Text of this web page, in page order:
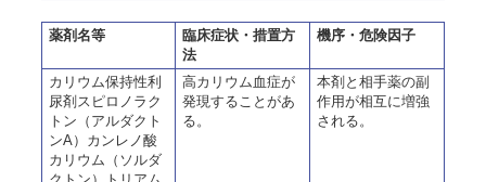
薬剤名等
臨床症状・措置方
法
機序・危険因子
カリウム保持性利
尿剤スピロノラク
トン（アルダクト
ンA）カンレノ酸
カリウム（ソルダ
高カリウム血症が
発現することがあ
る。
本剤と相手薬の副
作用が相互に増強
される。